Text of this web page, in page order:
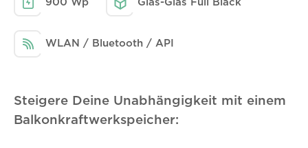
900 Wp Glas-Glas Full Black
WLAN / Bluetooth / API
Steigere Deine Unabhängigkeit mit einem
Balkonkraftwerkspeicher: